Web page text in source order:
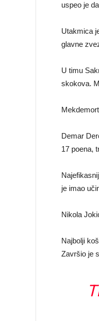
uspeo je
Utakmica
glavne
U timu
skokova.
Demar
17 poena,
je imao
Nikola
Najbolji
Završio je